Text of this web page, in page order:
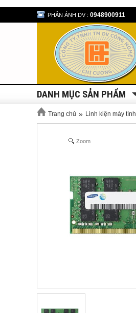
PHẢN ÁNH DV : 0948900911
DANH MỤC SẢN PHẨM
Trang chủ » Linh kiện máy tính
Zoom